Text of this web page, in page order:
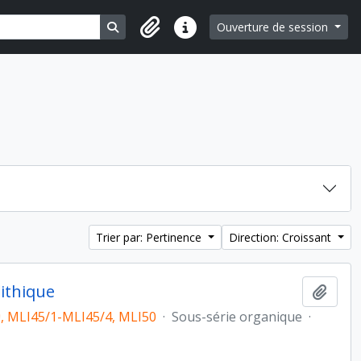
Search in browse page
Liens rapidesOuverture de session
Trier par: Pertinence Direction: Croissant
MLI45/1-MLI45/4, MLI50 · Sous-série organique ·